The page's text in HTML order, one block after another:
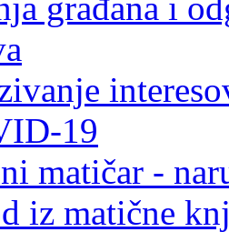
19
matičar -
iz matične